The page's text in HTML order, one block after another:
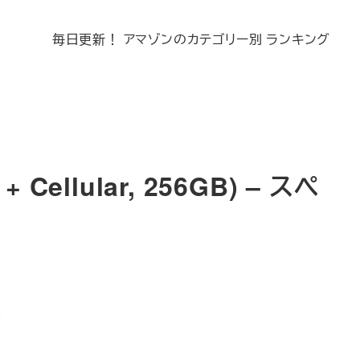
毎日更新！ アマゾンのカテゴリー別 ランキング
Cellular, 256GB) – スペ